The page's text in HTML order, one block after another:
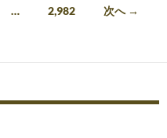
… 2,982 次へ →